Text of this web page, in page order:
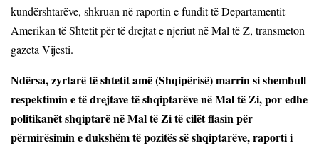
kundërshtarëve, shkruan në raportin e fundit të Departamentit
Amerikan të Shtetit për të drejtat e njeriut në Mal të Z, transmeton
gazeta Vijesti.
Ndërsa, zyrtarë të shtetit amë (Shqipërisë) marrin si shembull
respektimin e të drejtave të shqiptarëve në Mal të Zi, por edhe
politikanët shqiptarë në Mal të Zi të cilët flasin për
përmirësimin e dukshëm të pozitës së shqiptarëve, raporti i